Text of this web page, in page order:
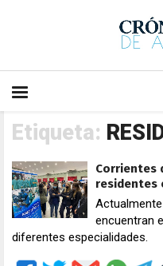
Etiqueta:
Corrientes
residentes
encuentran
diferentes especialidades.